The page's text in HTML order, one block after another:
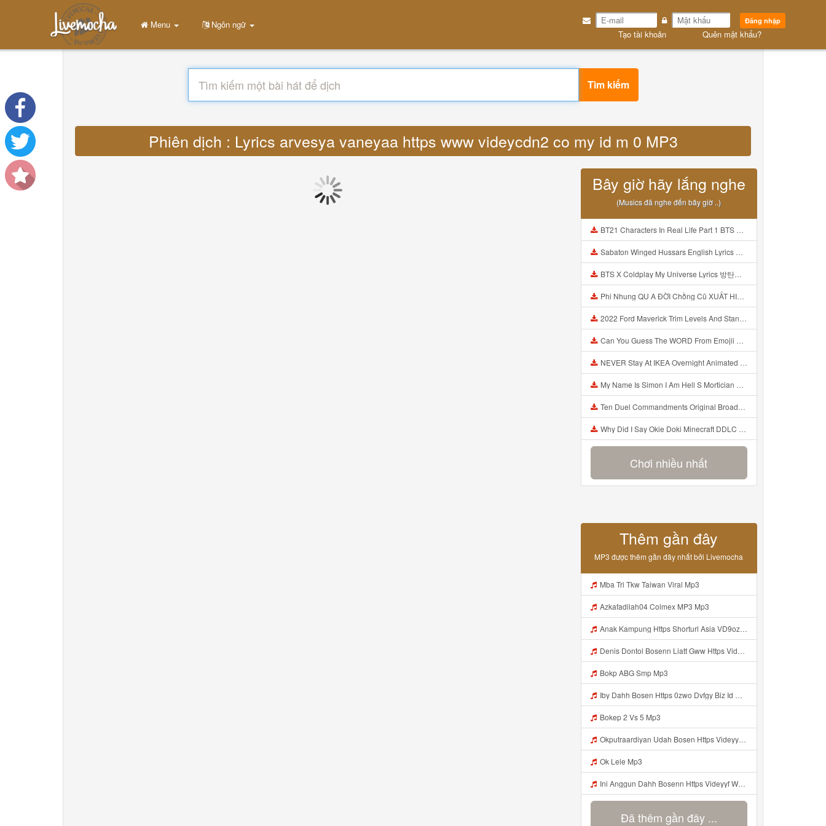
Đăng nhập
Tạo tài khoản Quên mật khẩu?
Menu Ngôn ngữ
Tìm kiếm
Phiên dịch : Lyrics arvesya vaneyaa https www videycdn2 co my id m 0 MP3
Bây giờ hãy lắng nghe
(Musics đã nghe đến bây giờ ..)
BT21 Characters In Real Life Part 1 BTS AND BT21 방탄소년단 BT21 BT21아가들은 아빠조아 따라쟁이들 BTS Vs BT21 Mp3
Sabaton Winged Hussars English Lyrics Mp3
BTS X Coldplay My Universe Lyrics 방탄소년단 콜드플레이 My Universe 가사 Color Coded Lyrics Han Rom Eng Mp3
Phi Nhung QU A ĐỜI Chồng Cũ XUẤT HIỆN Khóc Hối Hận Vì Làm Điều KHỦNG KHIẾP Với Cô Mp3
2022 Ford Maverick Trim Levels And Standard Features Explained Mp3
Can You Guess The WORD From Emojii COMPOUND WORD EMOJII CHALLENGE 90 PEOPLE FAIL Guess Mp3
NEVER Stay At IKEA Overnight Animated SCP 3008 Horror Story Mp3
My Name Is Simon I Am Hell S Mortician And I Am Going To Kill God Creepypasta Mp3
Ten Duel Commandments Original Broadway Cast Of Hamilton Lyrics Mp3
Why Did I Say Okie Doki Minecraft DDLC Animated Music Video Song By The Stupendium Mp3
Chơi nhiều nhất
Thêm gần đây
MP3 được thêm gần đây nhất bởi Livemocha
Mba Tri Tkw Taiwan Viral Mp3
Azkafadilah04 Colmex MP3 Mp3
Anak Kampung Https Shorturl Asia VD9oz Mp3
Denis Dontol Bosenn Liatt Gww Https Videyl Gdwuys Web Id ᅠ ᅠ ᅠ ᅠ ᅠ ᅠ ᅠ ᅠ ᅠ ᅠ ᅠ ᅠ ᅠ ᅠ ᅠ ᅠ ᅠ ᅠ ᅠ ᅠ OKK ᅠ ᅠ ᅠ ᅠ ᅠ ᅠ ᅠ ᅠ ᅠ ᅠ ᅠ ᅠ ᅠ ᅠ ᅠ ᅠ ᅠ ᅠ ᅠ ᅠ ᅠ ᅠ ᅠ ᅠ ᅠ ᅠ ᅠ ᅠ ᅠ ᅠ ᅠ ᅠ ᅠ ᅠ ᅠ ᅠ ᅠ ᅠ ᅠ ᅠ Mp3
Bokp ABG Smp Mp3
Iby Dahh Bosen Https 0zwo Dvfgy Biz Id ᅠ ᅠ ᅠ ᅠ ᅠ ᅠ ᅠ ᅠ ᅠ ᅠ ᅠ ᅠ ᅠ ᅠ ᅠ ᅠ ᅠ ᅠ ᅠ ᅠ ᅠ ᅠ ᅠ ᅠ ᅠ ᅠ ᅠ ᅠ ᅠ ᅠ ᅠ ᅠ ᅠ ᅠ ᅠ ᅠ ᅠ ᅠ ᅠ ᅠ ᅠ ᅠ ᅠ ᅠ ᅠ ᅠ ᅠ ᅠ ᅠ ᅠ ᅠ ᅠ ᅠ ᅠ ᅠ ᅠ ᅠ ᅠ Mp3
Bokep 2 Vs 5 Mp3
Okputraardiyan Udah Bosen Https Videyyl Mdfro Web Id ᅠ ᅠ ᅠ ᅠ ᅠ ᅠ ᅠ ᅠ ᅠ ᅠ ᅠ ᅠ ᅠ ᅠ ᅠ ᅠ ᅠ ᅠ ᅠ Ok ᅠ ᅠ ᅠ ᅠ ᅠ ᅠ ᅠ ᅠ ᅠ ᅠ ᅠ ᅠ ᅠ ᅠ ᅠ ᅠ ᅠ ᅠ ᅠ ᅠ ᅠ ᅠ ᅠ ᅠ ᅠ ᅠ ᅠ ᅠ ᅠ ᅠ ᅠ ᅠ ᅠ ᅠ ᅠ ᅠ ᅠ ᅠ ᅠ ᅠ J Mp3
Ok Lele Mp3
Ini Anggun Dahh Bosenn Https Videyyf Wryvfr Web Id ᅠ ᅠ ᅠ ᅠ ᅠ ᅠ ᅠ ᅠ ᅠ ᅠ ᅠ ᅠ ᅠ ᅠ ᅠ ᅠ ᅠ ᅠ ᅠ ᅠ ᅠ ᅠ ᅠ ᅠ ᅠ ᅠ ᅠ ᅠ ᅠ ᅠ ᅠ ᅠ ᅠ ᅠ ᅠ ᅠ ᅠ ᅠ ᅠ ᅠ ᅠ ᅠ ᅠ ᅠ ᅠ ᅠ ᅠ ᅠ ᅠ ᅠ ᅠ ᅠ ᅠ Mp3
Đã thêm gần đây ...